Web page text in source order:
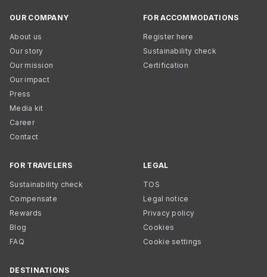
OUR COMPANY
About us
Our story
Our mission
Our impact
Press
Media kit
Career
Contact
FOR ACCOMMODATIONS
Register here
Sustainability check
Certification
FOR TRAVELERS
Sustainability check
Compensate
Rewards
Blog
FAQ
LEGAL
TOS
Legal notice
Privacy policy
Cookies
Cookie settings
DESTINATIONS